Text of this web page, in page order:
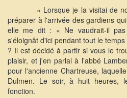
« Lorsque je la visitai de
préparer à l'arrivée des gardiens
elle me dit : « Ne vaudrait-il
s'éloignât d'ici pendant tout le
? Il est décidé à partir si vous le
plaisir, et j'en parlai à l'abbé
pour l'ancienne Chartreuse,
Dulmen. Le soir, à huit heures,
fonction.